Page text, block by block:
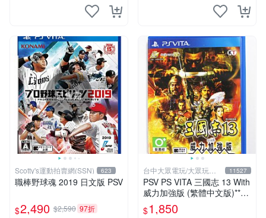
已售完
Scotty's運動拍賣網(SSN) 623
職棒野球魂 2019 日文版 PSV
$2,490 $2,590 97折
台中大眾電玩/大眾玩具
店
11527
PSV PS VITA 三國志 13 With
威力加強版 (繁體中文版)**
(二手商品)【台中大眾電玩】
$1,850